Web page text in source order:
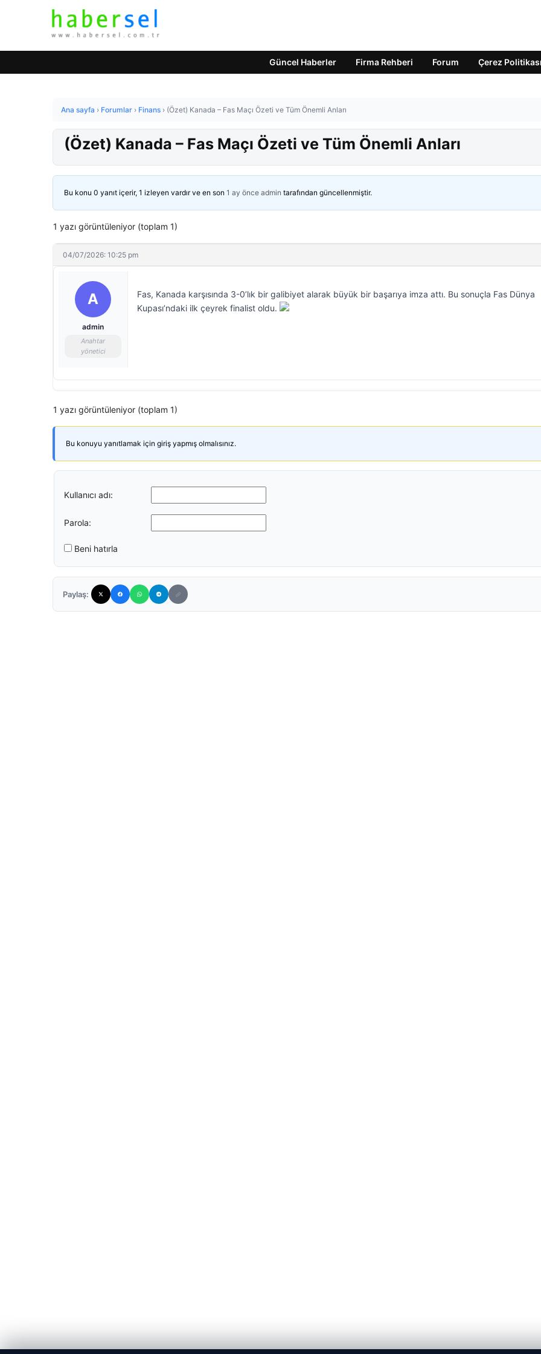
Güncel Haberler Firma Rehberi Forum Çerez Politikası
Ana sayfa › Forumlar › Finans › (Özet) Kanada – Fas Maçı Özeti ve Tüm Önemli Anları
(Özet) Kanada – Fas Maçı Özeti ve Tüm Önemli Anları
Bu konu 0 yanıt içerir, 1 izleyen vardır ve en son 1 ay önce admin tarafından güncellenmiştir.
1 yazı görüntüleniyor (toplam 1)
04/07/2026: 10:25 pm
A
admin
Anahtar
yönetici
Fas, Kanada karşısında 3-0’lık bir galibiyet alarak büyük bir başarıya imza attı. Bu sonuçla Fas Dünya
Kupası’ndaki ilk çeyrek finalist oldu.
1 yazı görüntüleniyor (toplam 1)
Bu konuyu yanıtlamak için giriş yapmış olmalısınız.
Kullanıcı adı:
Parola:
Beni hatırla
Paylaş: